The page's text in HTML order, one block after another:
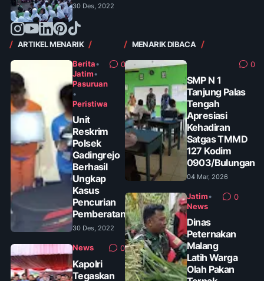
30 Des, 2022
ARTIKEL MENARIK
Berita•
Jatim•
Pasuruan
•
Peristiwa
0
Unit
Reskrim
Polsek
Gadingrejo
Berhasil
Ungkap
Kasus
Pencurian
Pemberatan
30 Des, 2022
News 0
Kapolri
Tegaskan
MENARIK DIBACA
0
SMP N 1
Tanjung Palas
Tengah
Apresiasi
Kehadiran
Satgas TMMD
127 Kodim
0903/Bulungan
04 Mar, 2026
Jatim•
News
0
Dinas
Peternakan
Malang
Latih Warga
Olah Pakan